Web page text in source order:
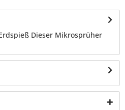
Dieser Mikrosprüher